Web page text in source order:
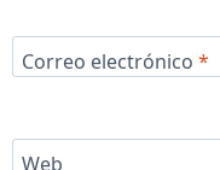
Correo electrónico *
Web